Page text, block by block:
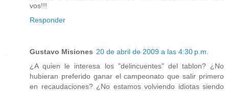
vos!!!
Responder
Gustavo Misiones 20 de abril de 2009 a las 4:30 p.m.
¿A quien le interesa los "delincuentes" del tablon? ¿No
hubieran preferido ganar el campeonato que salir primero
en recaudaciones? ¿No estamos volviendo idiotas siendo